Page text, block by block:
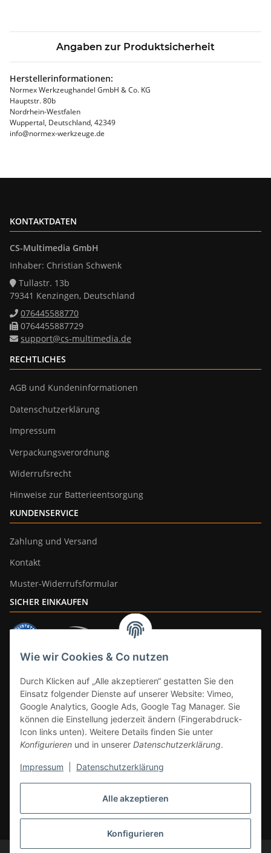
Alle akzeptieren
Konfigurieren
Wie wir Cookies & Co nutzen
Durch Klicken auf „Alle akzeptieren“ gestatten Sie den
Einsatz folgender Dienste auf unserer Website: Vimeo,
Google Analytics, Google Ads, Google Tag Manager. Sie
können die Einstellung jederzeit ändern (Fingerabdruck-
Icon links unten). Weitere Details finden Sie unter
Konfigurieren und in unserer Datenschutzerklärung.
Impressum Datenschutzerklärung
Angaben zur Produktsicherheit
Herstellerinformationen:
Normex Werkzeughandel GmbH & Co. KG
Hauptstr. 80b
Nordrhein-Westfalen
Wuppertal, Deutschland, 42349
info@normex-werkzeuge.de
KONTAKTDATEN
CS-Multimedia GmbH
Inhaber: Christian Schwenk
Tullastr. 13b
79341 Kenzingen, Deutschland
076445588770
0764455887729
support@cs-multimedia.de
RECHTLICHES
AGB und Kundeninformationen
Datenschutzerklärung
Impressum
Verpackungsverordnung
Widerrufsrecht
Hinweise zur Batterieentsorgung
KUNDENSERVICE
Zahlung und Versand
Kontakt
Muster-Widerrufsformular
SICHER EINKAUFEN
* Alle Preise inkl. gesetzlicher Mwst., zzgl.Versand
DE, gilt nicht für Großgeräte per Spedition). Artikel mit 0% MwSt. (gem. §